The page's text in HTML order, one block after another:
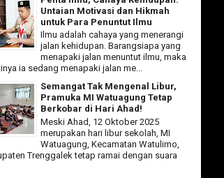
Untaian Motivasi dan Hikmah
untuk Para Penuntut Ilmu
Ilmu adalah cahaya yang menerangi
jalan kehidupan. Barangsiapa yang
menapaki jalan menuntut ilmu, maka
ia sedang menapaki jalan me...
Semangat Tak Mengenal Libur,
Pramuka MI Watuagung Tetap
Berkobar di Hari Ahad!
Meski Ahad, 12 Oktober 2025
merupakan hari libur sekolah, MI
Watuagung, Kecamatan Watulimo,
Trenggalek tetap ramai dengan suara